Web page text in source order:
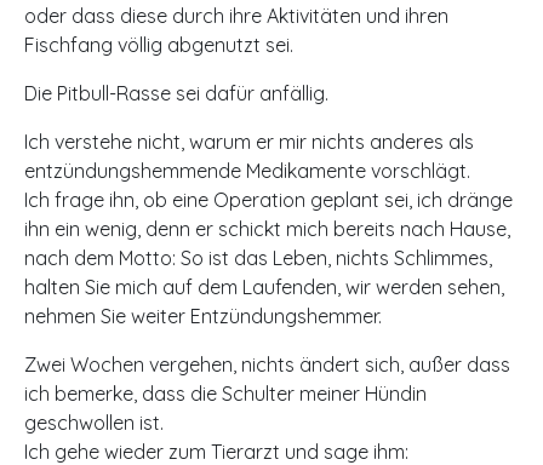
oder dass diese durch ihre Aktivitäten und ihren
Fischfang völlig abgenutzt sei.
Die Pitbull-Rasse sei dafür anfällig.
Ich verstehe nicht, warum er mir nichts anderes als
entzündungshemmende Medikamente vorschlägt.
Ich frage ihn, ob eine Operation geplant sei, ich dränge
ihn ein wenig, denn er schickt mich bereits nach Hause,
nach dem Motto: So ist das Leben, nichts Schlimmes,
halten Sie mich auf dem Laufenden, wir werden sehen,
nehmen Sie weiter Entzündungshemmer.
Zwei Wochen vergehen, nichts ändert sich, außer dass
ich bemerke, dass die Schulter meiner Hündin
geschwollen ist.
Ich gehe wieder zum Tierarzt und sage ihm: